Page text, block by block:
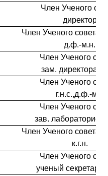
Член Ученого
директор
Член Ученого совета,
д.ф.-м.н.
Член Ученого
зам. директора
Член Ученого
г.н.с.,д.ф.-м.н
Член Ученого
зав. лабораторией
Член Ученого совета,
к.г.н.
Член Ученого
ученый секретарь